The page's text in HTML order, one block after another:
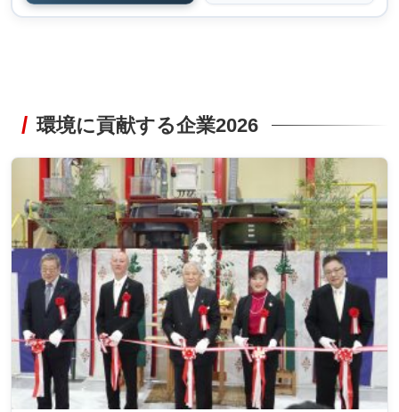
環境に貢献する企業2026